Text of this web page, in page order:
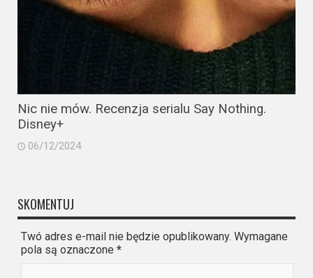
Nic nie mów. Recenzja serialu Say Nothing.
Disney+
06/12/2024
SKOMENTUJ
Twó adres e-mail nie będzie opublikowany. Wymagane
pola są oznaczone *